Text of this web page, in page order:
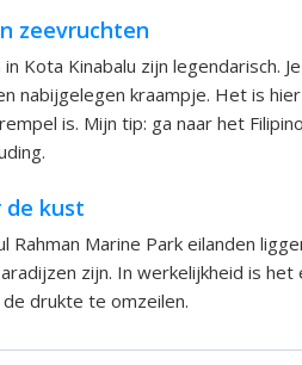
zeevruchten
Kota Kinabalu zijn legendarisch.
nabijgelegen kraampje. Het is
is. Mijn tip: ga naar het
de kust
Rahman Marine Park eilanden
zijn. In werkelijkheid is
drukte te omzeilen.